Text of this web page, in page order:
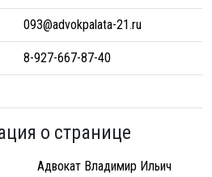
093@advokpalata-21.ru
8-927-667-87-40
о странице
Адвокат Владимир Ильич